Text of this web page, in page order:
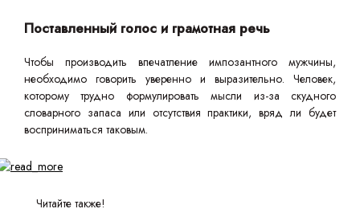
Поставленный голос и грамотная речь
Чтобы производить впечатление импозантного мужчины,
необходимо говорить уверенно и выразительно. Человек,
которому трудно формулировать мысли из-за скудного
словарного запаса или отсутствия практики, вряд ли будет
восприниматься таковым.
Читайте также!